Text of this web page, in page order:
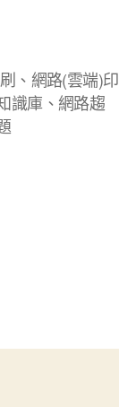
、網路(雲端)印
識庫、網路趨